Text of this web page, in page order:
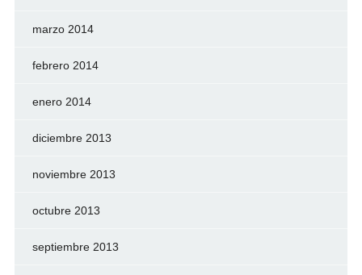
marzo 2014
febrero 2014
enero 2014
diciembre 2013
noviembre 2013
octubre 2013
septiembre 2013